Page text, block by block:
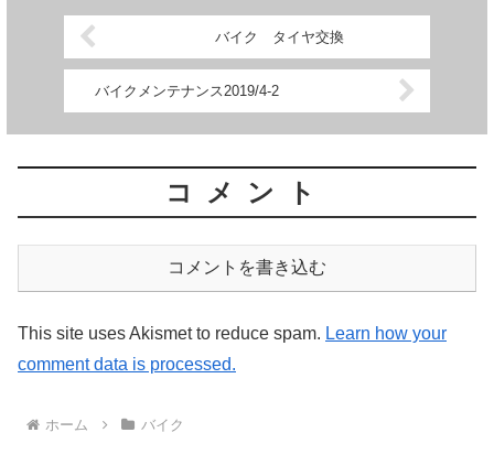
バイク タイヤ交換
バイクメンテナンス2019/4-2
コメント
コメントを書き込む
This site uses Akismet to reduce spam. Learn how your
comment data is processed.
ホーム バイク